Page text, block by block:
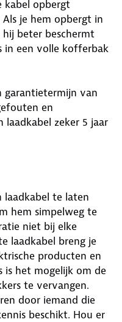
kabel opbergt
je hem opbergt in
hij beter beschermt
in een volle kofferbak
garantietermijn van
en
laadkabel zeker 5 jaar
laadkabel te laten
hem simpelweg te
niet bij elke
laadkabel breng je
producten en
is het mogelijk om de
te vervangen.
door iemand die
beschikt. Hou er